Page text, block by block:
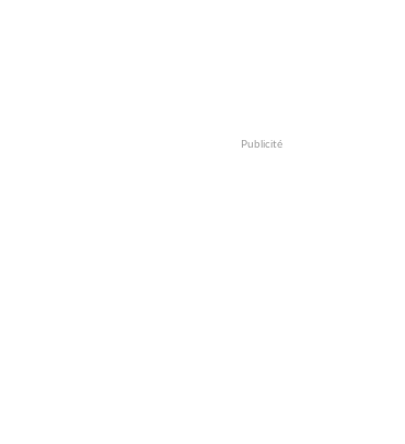
Publicité